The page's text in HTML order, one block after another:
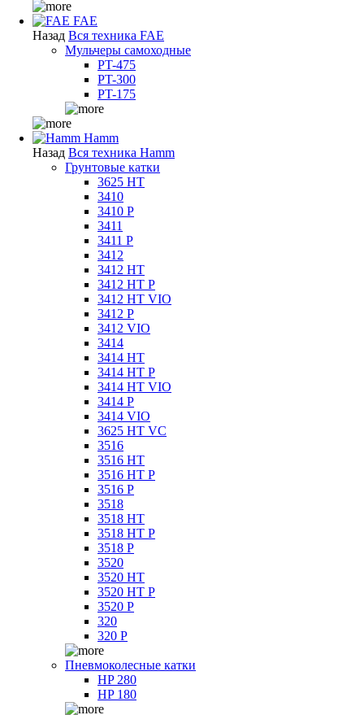
FAE
Назад Вся техника FAE
Мульчеры самоходные
PT-475
PT-300
PT-175
Hamm
Назад Вся техника Hamm
Грунтовые катки
3625 HT
3410
3410 P
3411
3411 P
3412
3412 HT
3412 HT P
3412 HT VIO
3412 P
3412 VIO
3414
3414 HT
3414 HT P
3414 HT VIO
3414 P
3414 VIO
3625 HT VC
3516
3516 HT
3516 HT P
3516 P
3518
3518 HT
3518 HT P
3518 P
3520
3520 HT
3520 HT P
3520 P
320
320 P
Пневмоколесные катки
HP 280
HP 180